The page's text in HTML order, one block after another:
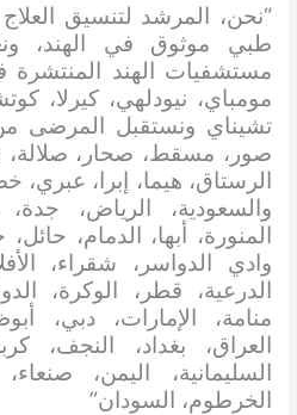
“نحن، المرشد لتنسيق
طبي موثوق في الهند،
مستشفيات الهند المنتشرة
مومباي، نيودلهي، كيرلا،
تشيناي ونستقبل المرضى
صور، مسقط، صحار، صلالة،
الرستاق، هيما، إبرا،
والسعودية، الرياض،
المنورة، أبها، الدمام،
وادي الدواسر، شقراء،
الدرعية، قطر، الوكرة،
منامة، الإمارات، دبي،
العراق، بغداد، النجف،
السليمانية، اليمن،
الخرطوم، السودان”